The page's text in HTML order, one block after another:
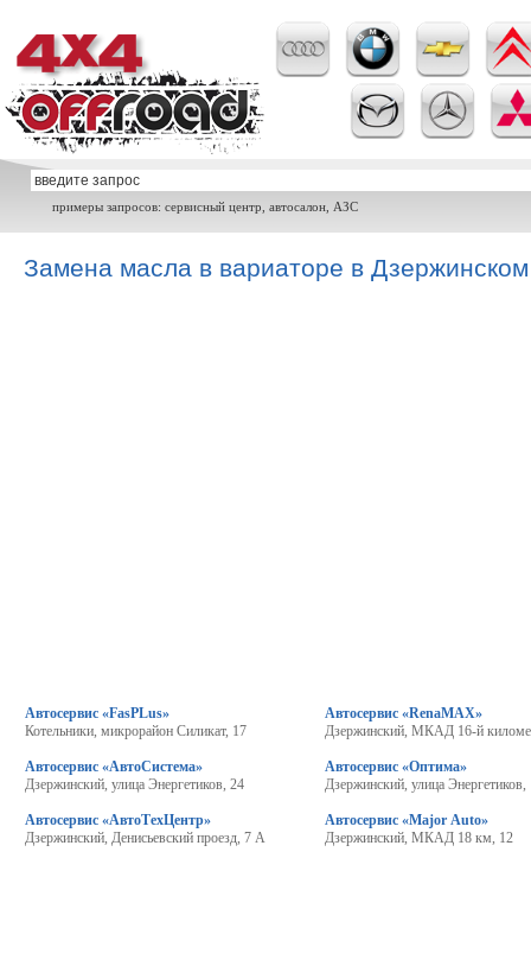
примеры запросов: сервисный центр, автосалон, АЗС
Замена масла в вариаторе в Дзержинском
Автосервис «FasPLus»
Котельники, микрорайон Силикат, 17
Автосервис «АвтоСистема»
Дзержинский, улица Энергетиков, 24
Автосервис «АвтоТехЦентр»
Дзержинский, Денисьевский проезд, 7 А
Автосервис «RenaMAX»
Дзержинский, МКАД 16-й
Автосервис «Оптима»
Дзержинский, улица Энергетиков,
Автосервис «Major Auto»
Дзержинский, МКАД 18 км, 12